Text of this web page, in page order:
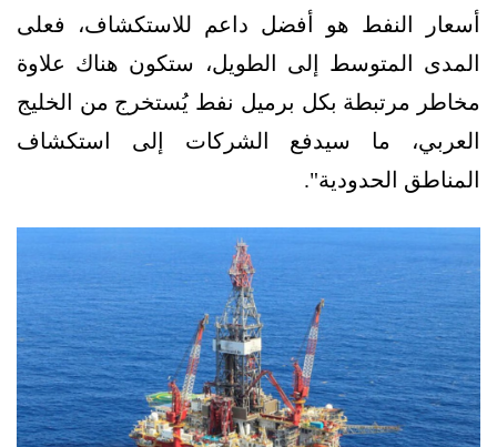
أسعار النفط هو أفضل داعم للاستكشاف، فعلى
المدى المتوسط إلى الطويل، ستكون هناك علاوة
مخاطر مرتبطة بكل برميل نفط يُستخرج من الخليج
العربي، ما سيدفع الشركات إلى استكشاف
المناطق الحدودية".